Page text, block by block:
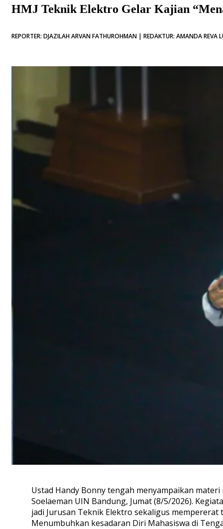
HMJ Teknik Elektro Gelar Kajian
REPORTER: DJAZILAH ARVAN FATHUROHMAN | REDAKTUR: AMANDA REVA
Ustad Handy Bonnytengah menyampaikan materi
Soelaeman UIN Bandung, Jumat (8/5/2026).
jadi Jurusan Teknik Elektro sekaligus mempererat
Menumbuhkan kesadaran Diri Mahasiswa di